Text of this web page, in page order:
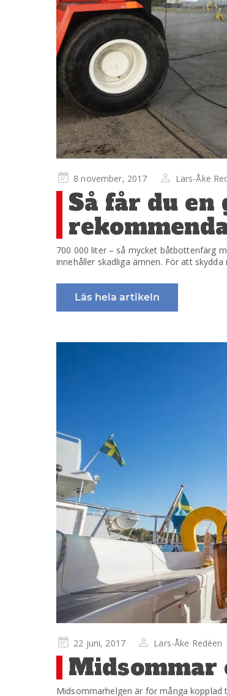
Publicerad
på
8 november, 2017 Lars-Åke
Så får du
700 000 liter – så mycket båtbottenfärg
innehåller skadliga ämnen. För att
Läs hela artikeln
Publicerad
på
22 juni, 2017 Lars-Åke Redéen
Midsommar
Midsommarhelgen är för många